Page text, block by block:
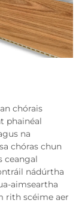
chórais
phainéal
na
chóras chun
ceangal
nádúrtha
aimseartha
rith scéime aer